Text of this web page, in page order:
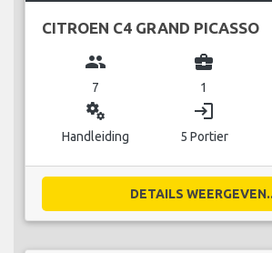
CITROEN C4 GRAND PICASSO
group
7
business_center
1
miscellaneous_services
Handleiding
login
5 Portier
DETAILS